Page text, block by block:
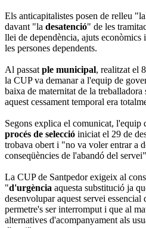
Els anticapitalistes posen de relleu
davant "la desatenció" de les
llei de dependència, ajuts
les persones dependents.
Al passat ple municipal, realitzat el
la CUP va demanar a l'equip de
baixa de maternitat de la
aquest cessament temporal era
Segons explica el comunicat, l'equip
procés de selecció iniciat el 29 de
trobava obert i "no va voler entrar a
conseqüències de l'abandó del
La CUP de Santpedor exigeix al
"d'urgència aquesta substitució ja
desenvolupar aquest servei
permetre's ser interromput i que al
alternatives d'acompanyament als